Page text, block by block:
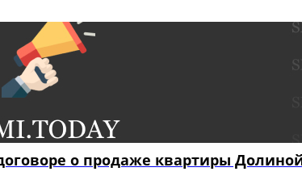
о продаже квартиры